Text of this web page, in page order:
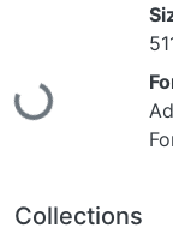
Loading...
Collections